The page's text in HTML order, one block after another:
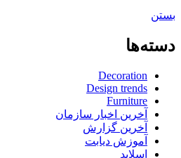
بستن
دسته‌ها
Decoration
Design trends
Furniture
آخرین اخبار سازمان
آخرین گزارش
آموزش دیابت
اسلاید